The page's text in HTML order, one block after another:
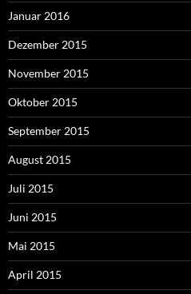
Januar 2016
Dezember 2015
November 2015
Oktober 2015
September 2015
August 2015
Juli 2015
Juni 2015
Mai 2015
April 2015